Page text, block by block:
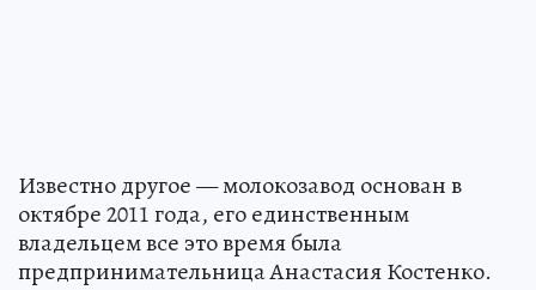
Известно другое — молокозавод основан в
октябре 2011 года, его единственным
владельцем все это время была
предпринимательница Анастасия Костенко.